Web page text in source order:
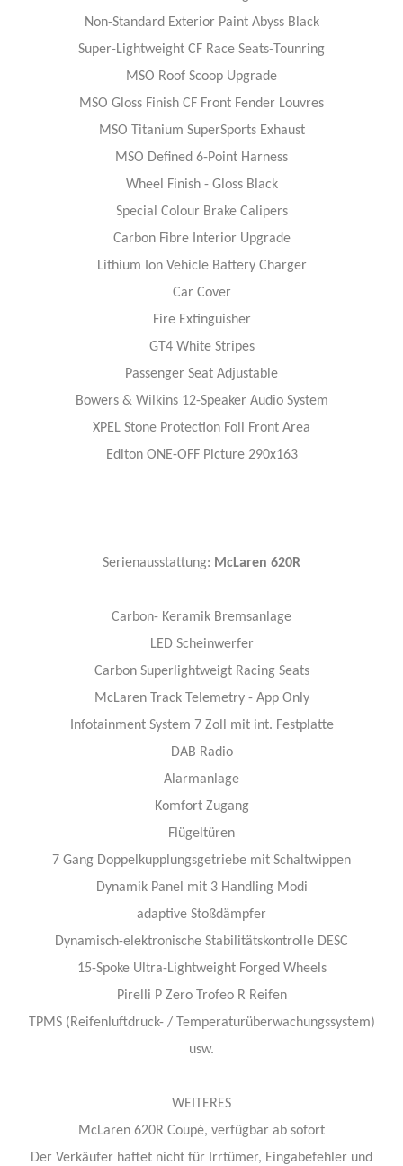
Non-Standard Exterior Paint Abyss Black
Super-Lightweight CF Race Seats-Tounring
MSO Roof Scoop Upgrade
MSO Gloss Finish CF Front Fender Louvres
MSO Titanium SuperSports Exhaust
MSO Defined 6-Point Harness
Wheel Finish - Gloss Black
Special Colour Brake Calipers
Carbon Fibre Interior Upgrade
Lithium Ion Vehicle Battery Charger
Car Cover
Fire Extinguisher
GT4 White Stripes
Passenger Seat Adjustable
Bowers & Wilkins 12-Speaker Audio System
XPEL Stone Protection Foil Front Area
Editon ONE-OFF Picture 290x163
Serienausstattung: McLaren 620R
Carbon- Keramik Bremsanlage
LED Scheinwerfer
Carbon Superlightweigt Racing Seats
McLaren Track Telemetry - App Only
Infotainment System 7 Zoll mit int. Festplatte
DAB Radio
Alarmanlage
Komfort Zugang
Flügeltüren
7 Gang Doppelkupplungsgetriebe mit Schaltwippen
Dynamik Panel mit 3 Handling Modi
adaptive Stoßdämpfer
Dynamisch-elektronische Stabilitätskontrolle DESC
15-Spoke Ultra-Lightweight Forged Wheels
Pirelli P Zero Trofeo R Reifen
TPMS (Reifenluftdruck- / Temperaturüberwachungssystem)
usw.
WEITERES
McLaren 620R Coupé, verfügbar ab sofort
Der Verkäufer haftet nicht für Irrtümer, Eingabefehler und